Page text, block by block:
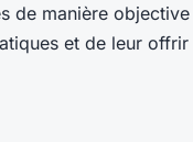
de manière
et de leur